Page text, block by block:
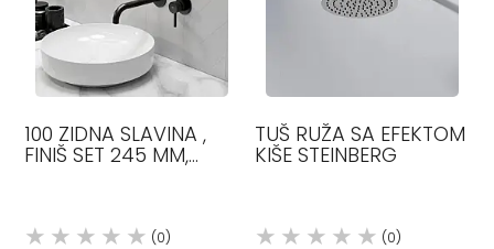
100 ZIDNA SLAVINA ,
FINIŠ SET 245 MM,
(0)
TUŠ RUŽA SA EFEKTOM
KIŠE STEINBERG
(0)